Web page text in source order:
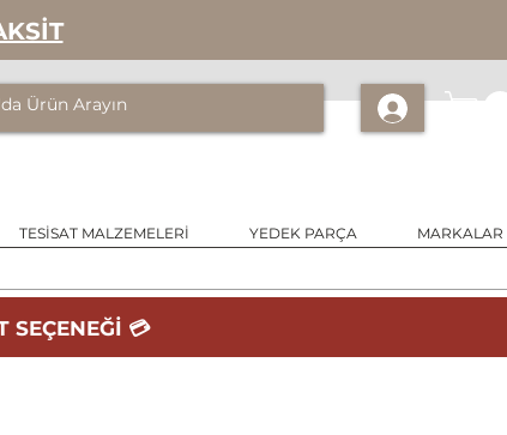
TESİSAT MALZEMELERİ YEDEK PARÇA MARKALAR
💳